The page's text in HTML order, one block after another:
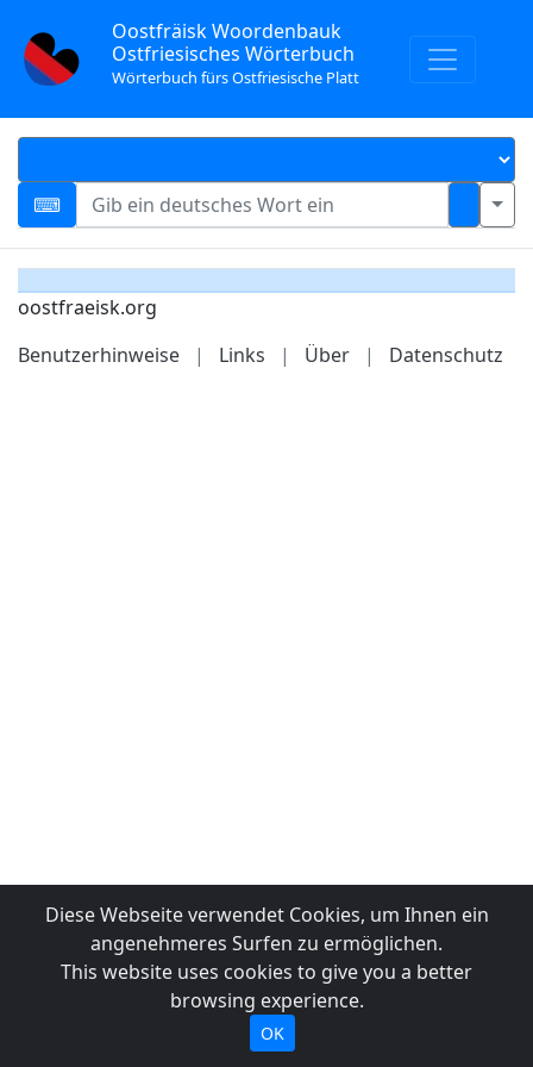
Oostfräisk Woordenbauk
Ostfriesisches Wörterbuch
Wörterbuch fürs Ostfriesische Platt
oostfraeisk.org
Benutzerhinweise
| Links | Über | Datenschutz
Diese Webseite verwendet Cookies, um Ihnen ein
angenehmeres Surfen zu ermöglichen.
This website uses cookies to give you a better
browsing experience.
OK